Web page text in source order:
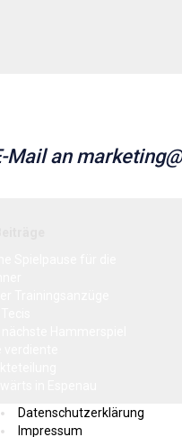
Mail an
Datenschutzerklärung
Impressum